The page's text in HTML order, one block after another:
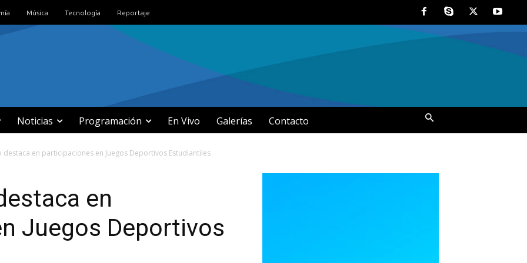
Música Tecnología Reportaje
Noticias Programación En Vivo Galerías Contacto
destaca en participaciones en Juegos Deportivos Estudiantiles
en
Juegos Deportivos